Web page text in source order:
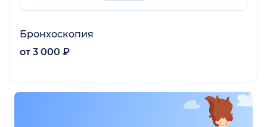
Бронхоскопия
от 3 000 ₽